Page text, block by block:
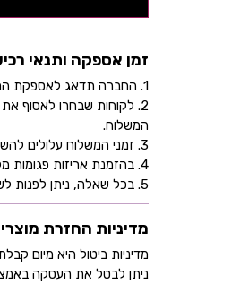
זמן אספקה ותנאי
1. החברה תדאג לאספקת המוצר ללקוח'ה, עד 14 ימי עסקים, בהתאם לכתובת שהוקלדה על ידו/ה בעת ביצוע הרכישה באתר.
2. לקוחות שבחרו לאסוף
המשלוח.
3. זמני המשלוח עלולים להשתנות בהתאם למצב הביטחוני ו/או במהלך ימי חג.
4. בהזמנת אריזות פגומות מלאי המוצרים מוגבל ביותר ולכן אין התחייבות למלאי של המוצר - אין לראות אישור העסקה כמלאי מובטח.
5. בכל שאלה, ניתן לפנות לשירות לקוחות באמצעות מייל - info@littleprince.co.il או בצור קשר באתר.
מדיניות החזרת
מדיניות ביטול היא מיום קבלת המוצר ודמי ביטול 5%
ניתן לבטל את העסקה